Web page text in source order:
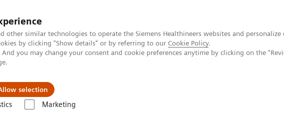
other similar technologies to operate the Siemens Healthineers websites and personalize
by clicking "Show details" or by referring to our Cookie Policy.
you may change your consent and cookie preferences anytime by clicking on the
selection
Marketing
Area Login